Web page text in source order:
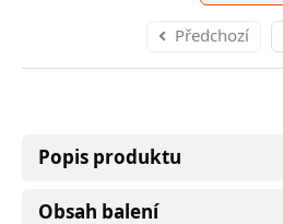
Předchozí
Popis produktu
Obsah balení